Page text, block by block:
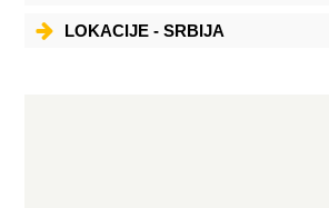
LOKACIJE - SRBIJA